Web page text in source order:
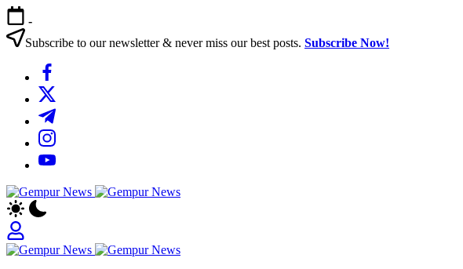
Skip
to
content
-
Subscribe to our newsletter & never miss our best posts. Subscribe Now!
https://www.facebook.com/
https://twitter.com/
https://t.me/
https://www.instagram.com/
https://youtube.com/
Gempur
Jelajah
Informasi
Dunia
Tanpa
Gempur